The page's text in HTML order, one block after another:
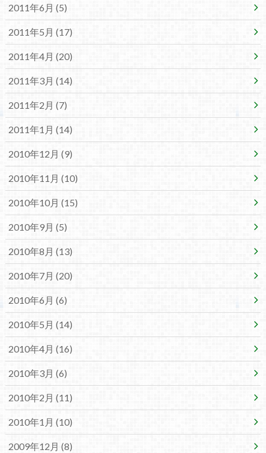
2011年6月 (5)
2011年5月 (17)
2011年4月 (20)
2011年3月 (14)
2011年2月 (7)
2011年1月 (14)
2010年12月 (9)
2010年11月 (10)
2010年10月 (15)
2010年9月 (5)
2010年8月 (13)
2010年7月 (20)
2010年6月 (6)
2010年5月 (14)
2010年4月 (16)
2010年3月 (6)
2010年2月 (11)
2010年1月 (10)
2009年12月 (8)